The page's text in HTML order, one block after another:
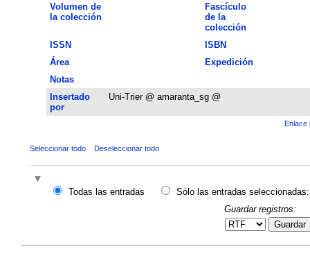
Volumen de
la colección
Fascículo
de la
colección
ISSN
ISBN
Área
Expedición
Notas
Insertado
por
Uni-Trier @ amaranta_sg @
Enlace
Seleccionar todo Deseleccionar todo
Todas las entradas
Sólo las entradas seleccionadas:
Guardar registros:
Guardar